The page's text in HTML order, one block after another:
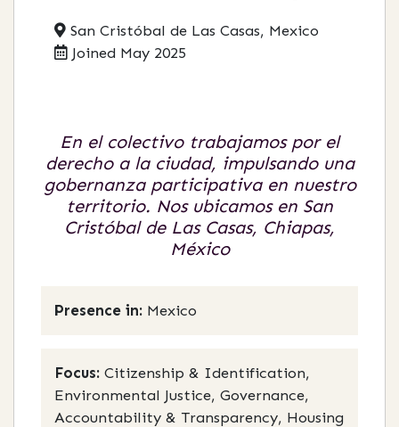
San Cristóbal de Las Casas, Mexico
Joined May 2025
En el colectivo trabajamos por el
derecho a la ciudad, impulsando una
gobernanza participativa en nuestro
territorio. Nos ubicamos en San
Cristóbal de Las Casas, Chiapas,
México
Presence in: Mexico
Focus: Citizenship & Identification,
Environmental Justice, Governance,
Accountability & Transparency, Housing